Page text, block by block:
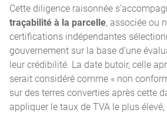
Cette diligence raisonnée
traçabilité à la parcelle, associée ou
certifications indépendantes
gouvernement sur la base d’une
leur crédibilité. La date butoir, celle
serait considéré comme « non
sur des terres converties après cette
appliquer le taux de TVA le plus